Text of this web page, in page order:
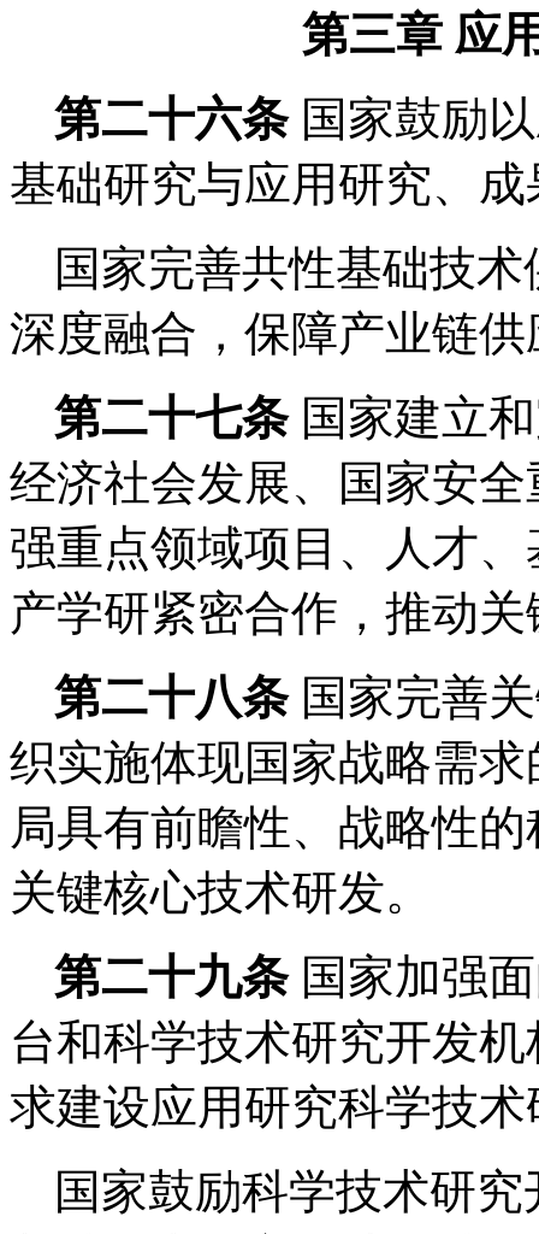
第三章 应
第二十六条 国家鼓励
基础研究与应用研究、
国家完善共性基础技
深度融合，保障产业链
第二十七条 国家建立
经济社会发展、国家安
强重点领域项目、人才
产学研紧密合作，推动
第二十八条 国家完善
织实施体现国家战略需
局具有前瞻性、战略性
关键核心技术研发。
第二十九条 国家加强
台和科学技术研究开发
求建设应用研究科学技
国家鼓励科学技术研